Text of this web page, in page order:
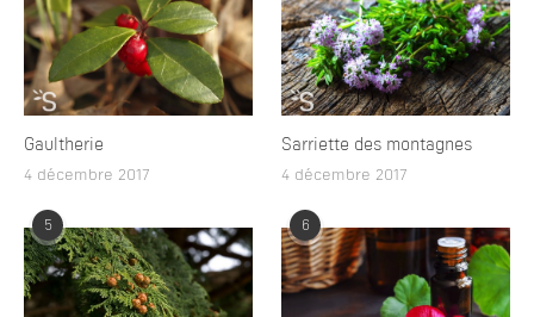
Gaultherie
4 décembre 2017
Sarriette des montagnes
4 décembre 2017
5 6